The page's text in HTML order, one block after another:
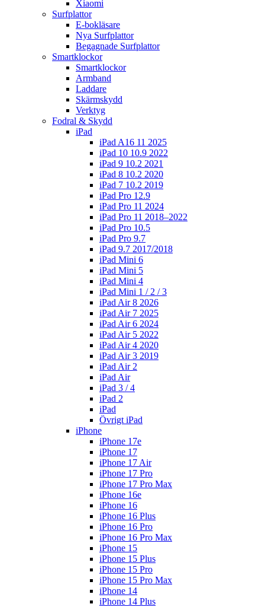
Xiaomi
Surfplattor
E-bokläsare
Nya Surfplattor
Begagnade Surfplattor
Smartklockor
Smartklockor
Armband
Laddare
Skärmskydd
Verktyg
Fodral & Skydd
iPad
iPad A16 11 2025
iPad 10 10.9 2022
iPad 9 10.2 2021
iPad 8 10.2 2020
iPad 7 10.2 2019
iPad Pro 12.9
iPad Pro 11 2024
iPad Pro 11 2018–2022
iPad Pro 10.5
iPad Pro 9.7
iPad 9.7 2017/2018
iPad Mini 6
iPad Mini 5
iPad Mini 4
iPad Mini 1 / 2 / 3
iPad Air 8 2026
iPad Air 7 2025
iPad Air 6 2024
iPad Air 5 2022
iPad Air 4 2020
iPad Air 3 2019
iPad Air 2
iPad Air
iPad 3 / 4
iPad 2
iPad
Övrigt iPad
iPhone
iPhone 17e
iPhone 17
iPhone 17 Air
iPhone 17 Pro
iPhone 17 Pro Max
iPhone 16e
iPhone 16
iPhone 16 Plus
iPhone 16 Pro
iPhone 16 Pro Max
iPhone 15
iPhone 15 Plus
iPhone 15 Pro
iPhone 15 Pro Max
iPhone 14
iPhone 14 Plus